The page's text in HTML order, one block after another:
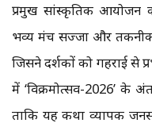
प्रमुख सांस्कृतिक आयोजन
भव्य मंच सज्जा और तकनीकी
जिसने दर्शकों को गहराई से
में ‘विक्रमोत्सव-2026’ के
ताकि यह कथा व्यापक